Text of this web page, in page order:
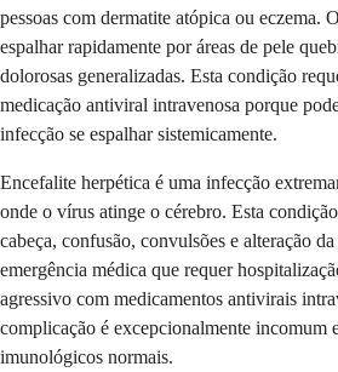
pessoas com dermatite atópica ou eczema.
espalhar rapidamente por áreas de pele
dolorosas generalizadas. Esta condição
medicação antiviral intravenosa porque
infecção se espalhar sistemicamente.
Encefalite herpética é uma infecção
onde o vírus atinge o cérebro. Esta
cabeça, confusão, convulsões e alteração
emergência médica que requer
agressivo com medicamentos antivirais
complicação é excepcionalmente incomum
imunológicos normais.